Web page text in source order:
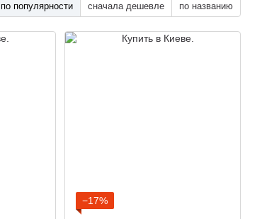
по популярности сначала дешевле по названию
−17%